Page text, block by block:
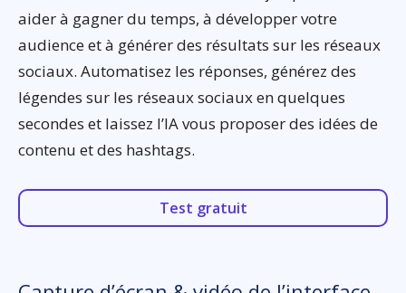
aider à gagner du temps, à développer votre
audience et à générer des résultats sur les réseaux
sociaux. Automatisez les réponses, générez des
légendes sur les réseaux sociaux en quelques
secondes et laissez l’IA vous proposer des idées de
contenu et des hashtags.
Test gratuit